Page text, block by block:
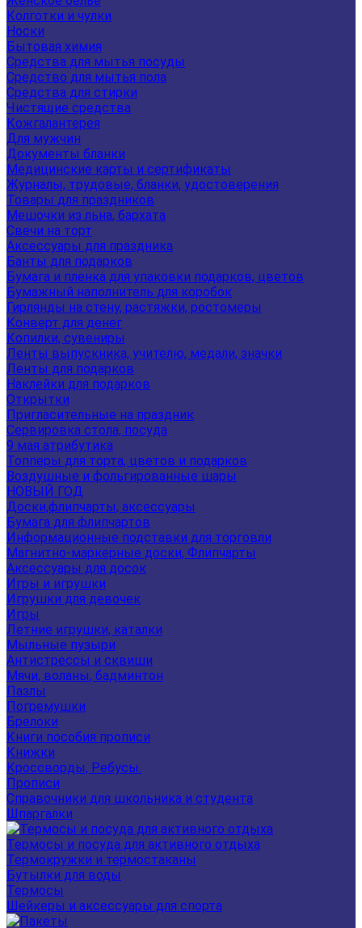
Колготки и чулки
Носки
Бытовая химия
Средства для мытья посуды
Средство для мытья пола
Средства для стирки
Чистящие средства
Кожгалантерея
Для мужчин
Документы бланки
Медицинские карты и сертификаты
Журналы, трудовые, бланки, удостоверения
Товары для праздников
Мешочки из льна, бархата
Свечи на торт
Аксессуары для праздника
Банты для подарков
Бумага и пленка для упаковки подарков, цветов
Бумажный наполнитель для коробок
Гирлянды на стену, растяжки, ростомеры
Конверт для денег
Копилки, сувениры
Ленты выпускника, учителю, медали, значки
Ленты для подарков
Наклейки для подарков
Открытки
Пригласительные на праздник
Сервировка стола, посуда
9 мая атрибутика
Топперы для торта, цветов и подарков
Воздушные и фольгированные шары
НОВЫЙ ГОД
Доски,флипчарты, аксессуары
Бумага для флипчартов
Информационные подставки для торговли
Магнитно-маркерные доски, Флипчарты
Аксессуары для досок
Игры и игрушки
Игрушки для девочек
Игры
Летние игрушки, каталки
Мыльные пузыри
Антистрессы и сквиши
Мячи, воланы, бадминтон
Пазлы
Погремушки
Брелоки
Книги пособия прописи
Книжки
Кроссворды, Ребусы.
Прописи
Справочники для школьника и студента
Шпаргалки
Термосы и посуда для активного отдыха
Термокружки и термостаканы
Бутылки для воды
Термосы
Шейкеры и аксессуары для спорта